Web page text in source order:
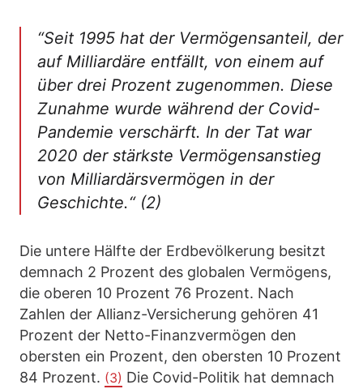
“Seit 1995 hat der Vermögensanteil, der
auf Milliardäre entfällt, von einem auf
über drei Prozent zugenommen. Diese
Zunahme wurde während der Covid-
Pandemie verschärft. In der Tat war
2020 der stärkste Vermögensanstieg
von Milliardärsvermögen in der
Geschichte.“ (2)
Die untere Hälfte der Erdbevölkerung besitzt
demnach 2 Prozent des globalen Vermögens,
die oberen 10 Prozent 76 Prozent. Nach
Zahlen der Allianz-Versicherung gehören 41
Prozent der Netto-Finanzvermögen den
obersten ein Prozent, den obersten 10 Prozent
84 Prozent. (3) Die Covid-Politik hat demnach